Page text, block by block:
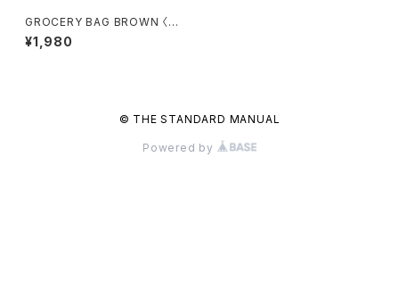
GROCERY BAG BROWN 〈23
L〉
¥1,980
© THE STANDARD MANUAL
Powered by